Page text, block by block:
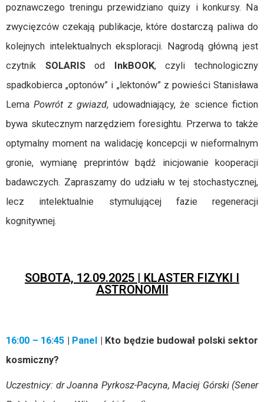
poznawczego treningu przewidziano quizy i konkursy. Na
zwycięzców czekają publikacje, które dostarczą paliwa do
kolejnych intelektualnych eksploracji. Nagrodą główną jest
czytnik SOLARISod InkBOOK, czyli technologiczny
spadkobierca „optonów” i „lektonów” z powieści Stanisława
Lema Powrót z gwiazd, udowadniający, że science fiction
bywa skutecznym narzędziem foresightu. Przerwa to także
optymalny moment na walidację koncepcji w nieformalnym
gronie, wymianę preprintów bądź inicjowanie kooperacji
badawczych. Zapraszamy do udziału w tej stochastycznej,
lecz intelektualnie stymulującej fazie regeneracji
kognitywnej.
SOBOTA, 12.09.2025 | KLASTER FIZYKI I
ASTRONOMII
16:00 – 16:45 | Panel | Kto będzie budował polski sektor
kosmiczny?
Uczestnicy: dr Joanna Pyrkosz-Pacyna, Maciej Górski (Sener